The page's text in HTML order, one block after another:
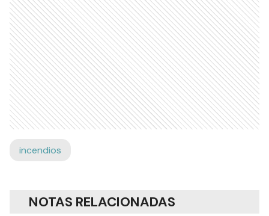
incendios
NOTAS RELACIONADAS